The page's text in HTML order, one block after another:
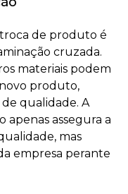
de produto é
cruzada.
materiais podem
produto,
qualidade. A
apenas assegura a
mas
empresa perante